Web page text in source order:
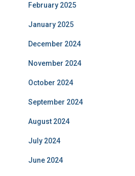
February 2025
January 2025
December 2024
November 2024
October 2024
September 2024
August 2024
July 2024
June 2024